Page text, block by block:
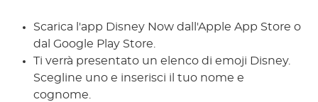
Scarica l'app Disney Now dall'Apple App Store o
dal Google Play Store.
Ti verrà presentato un elenco di emoji Disney.
Scegline uno e inserisci il tuo nome e
cognome.